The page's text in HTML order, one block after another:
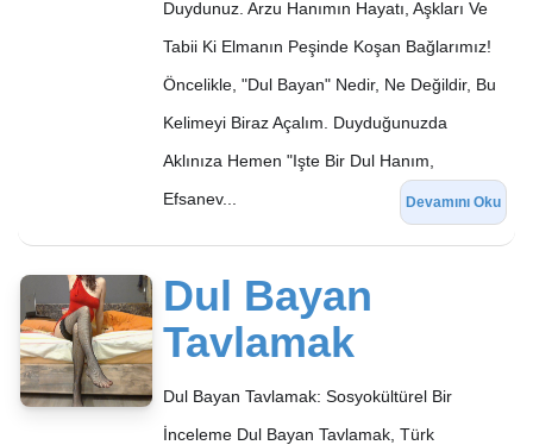
Duydunuz. Arzu Hanımın Hayatı, Aşkları Ve
Tabii Ki Elmanın Peşinde Koşan Bağlarımız!
Öncelikle, "dul Bayan" Nedir, Ne Değildir, Bu
Kelimeyi Biraz Açalım. Duyduğunuzda
Aklınıza Hemen "işte Bir Dul Hanım,
Efsanev...
Devamını Oku
Dul Bayan
Tavlamak
Dul Bayan Tavlamak: Sosyokültürel Bir
İnceleme Dul Bayan Tavlamak, Türk